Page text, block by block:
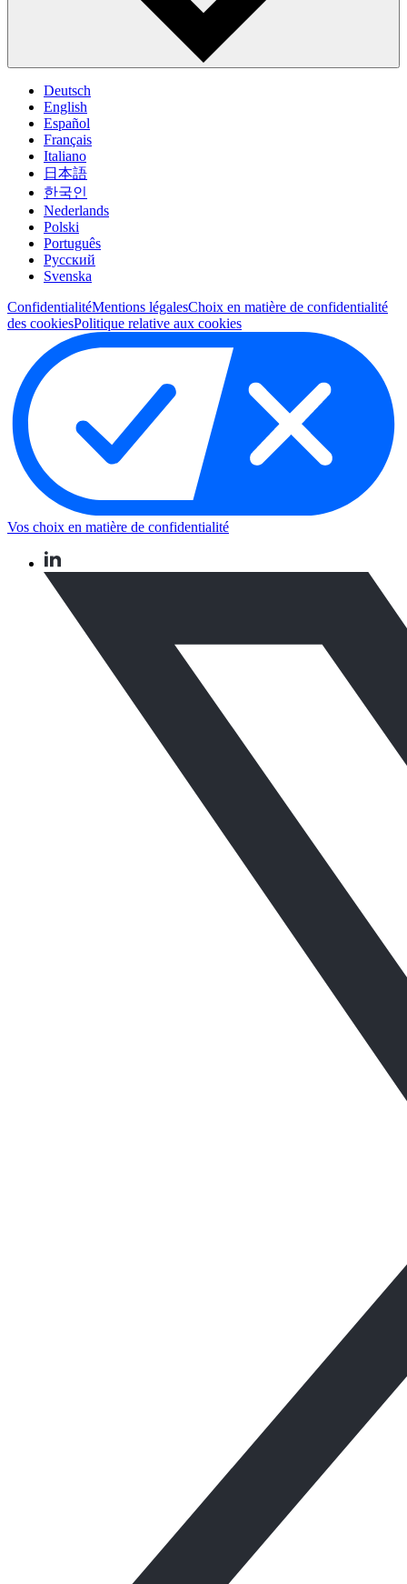
Deutsch
English
Español
Français
Italiano
日本語
한국인
Nederlands
Polski
Português
Pусский
Svenska
ConfidentialitéMentions légalesChoix en matière de confidentialité
des cookiesPolitique relative aux cookies
Vos choix en matière de confidentialité